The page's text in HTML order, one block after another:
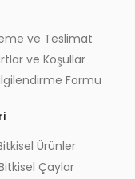
ve Teslimat
ve Koşullar
Formu
Ürünler
Çaylar